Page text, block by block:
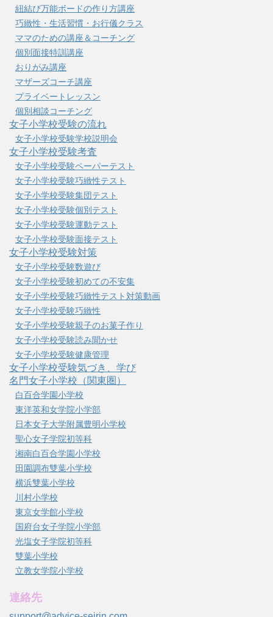
紐結び万能ボードの作り方講座
巧緻性・生活習慣・お行儀クラス
ママのための講座＆コーチング
個別面接特訓講座
おりがみ講座
マザーズコーチ講座
プライベートレッスン
個別相談コーチング
女子小学校受験の流れ
女子小学校受験学校説明会
女子小学校受験考査
女子小学校受験ペーパーテスト
女子小学校受験巧緻性テスト
女子小学校受験集団テスト
女子小学校受験個別テスト
女子小学校受験運動テスト
女子小学校受験面接テスト
女子小学校受験対策
女子小学校受験数遊び
女子小学校受験初めての不安集
女子小学校受験巧緻性テスト対策動画
女子小学校受験巧緻性
女子小学校受験親子のお菓子作り
女子小学校受験読み聞かせ
女子小学校受験健康管理
女子小学校受験気づき、学び
名門女子小学校（関東圏）
白百合学園小学校
東洋英和女学院小学部
日本女子大学附属豊明小学校
聖心女子学院初等科
湘南白百合学園小学校
田園調布雙葉小学校
横浜雙葉小学校
川村小学校
東京女学館小学校
国府台女子学院小学部
光塩女子学院初等科
雙葉小学校
立教女学院小学校
連絡先